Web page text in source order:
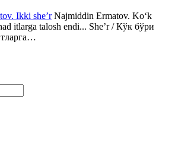
Ikki she’rNajmiddin Ermatov. Ko‘k
itlarga talosh endi... She’r / Кўк бўри